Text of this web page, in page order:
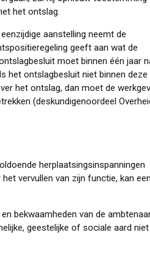
het ontslag.
aanstelling neemt de
geeft aan wat de
moet binnen één jaar
het ontslagbesluit niet binnen deze
het ontslag, dan moet de
(deskundigenoordeel
herplaatsingsinspanningen
vervullen van zijn functie, kan een
bekwaamheden van de
geestelijke of sociale aard niet